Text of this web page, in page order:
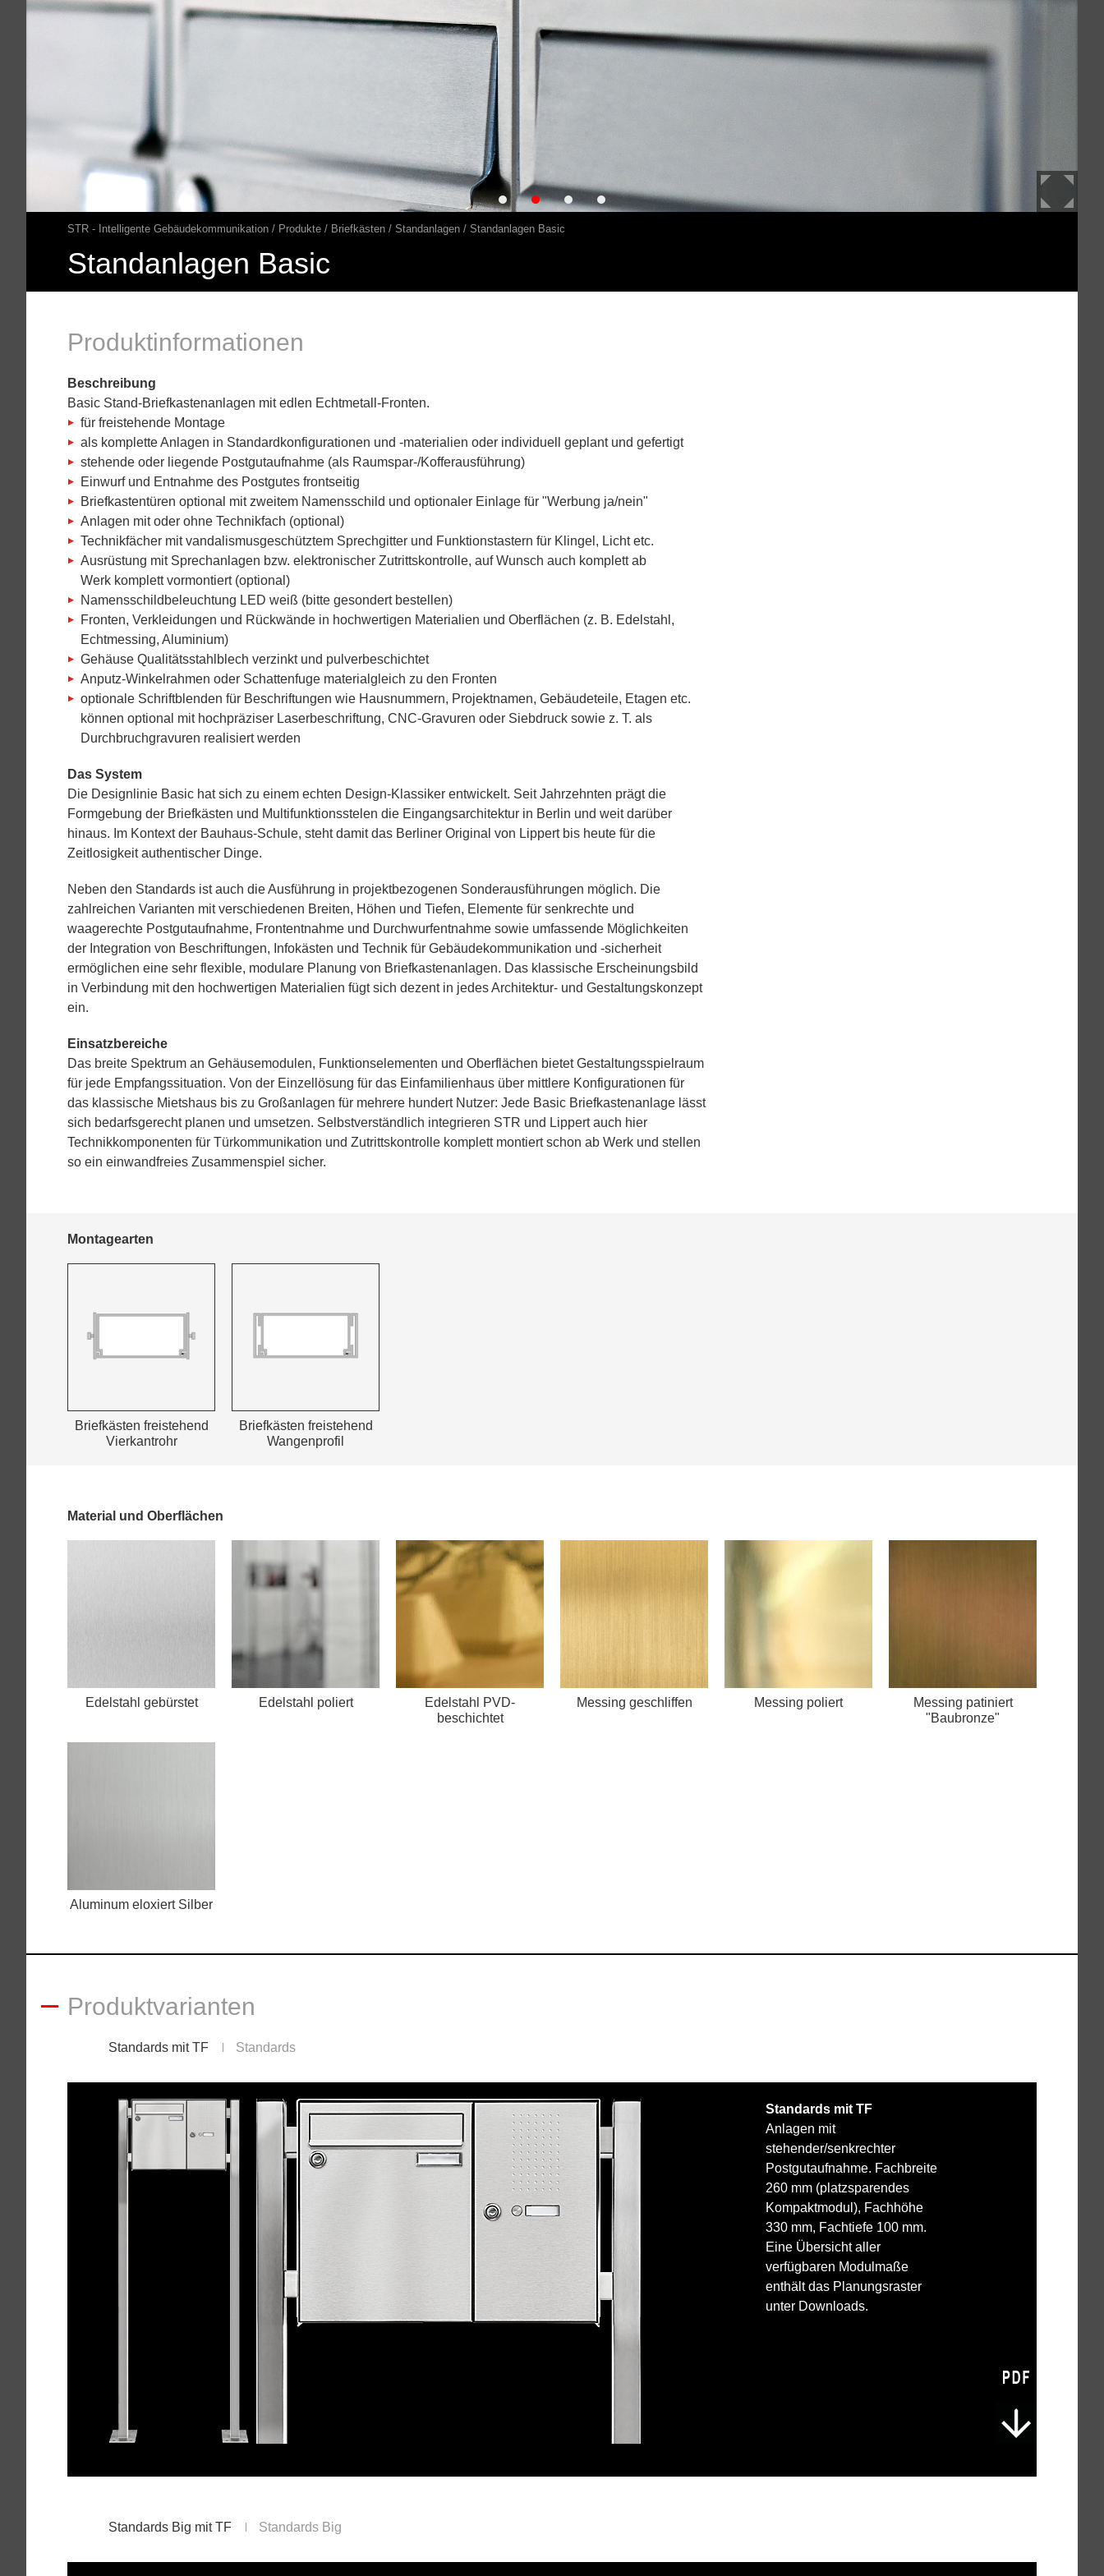
STR - Intelligente Gebäudekommunikation Produkte Briefkästen Standanlagen Standanlagen Basic
Standanlagen Basic
Produktinformationen
Beschreibung
Basic Stand-Briefkastenanlagen mit edlen Echtmetall-Fronten.
für freistehende Montage
als komplette Anlagen in Standardkonfigurationen und -materialien oder individuell geplant und gefertigt
stehende oder liegende Postgutaufnahme (als Raumspar-/Kofferausführung)
Einwurf und Entnahme des Postgutes frontseitig
Briefkastentüren optional mit zweitem Namensschild und optionaler Einlage für "Werbung ja/nein"
Anlagen mit oder ohne Technikfach (optional)
Technikfächer mit vandalismusgeschütztem Sprechgitter und Funktionstastern für Klingel, Licht etc.
Ausrüstung mit Sprechanlagen bzw. elektronischer Zutrittskontrolle, auf Wunsch auch komplett ab
Werk komplett vormontiert (optional)
Namensschildbeleuchtung LED weiß (bitte gesondert bestellen)
Fronten, Verkleidungen und Rückwände in hochwertigen Materialien und Oberflächen (z. B. Edelstahl,
Echtmessing, Aluminium)
Gehäuse Qualitätsstahlblech verzinkt und pulverbeschichtet
Anputz-Winkelrahmen oder Schattenfuge materialgleich zu den Fronten
optionale Schriftblenden für Beschriftungen wie Hausnummern, Projektnamen, Gebäudeteile, Etagen etc.
können optional mit hochpräziser Laserbeschriftung, CNC-Gravuren oder Siebdruck sowie z. T. als
Durchbruchgravuren realisiert werden
Das System
Die Designlinie Basic hat sich zu einem echten Design-Klassiker entwickelt. Seit Jahrzehnten prägt die
Formgebung der Briefkästen und Multifunktionsstelen die Eingangsarchitektur in Berlin und weit darüber
hinaus. Im Kontext der Bauhaus-Schule, steht damit das Berliner Original von Lippert bis heute für die
Zeitlosigkeit authentischer Dinge.
Neben den Standards ist auch die Ausführung in projektbezogenen Sonderausführungen möglich. Die
zahlreichen Varianten mit verschiedenen Breiten, Höhen und Tiefen, Elemente für senkrechte und
waagerechte Postgutaufnahme, Frontentnahme und Durchwurfentnahme sowie umfassende Möglichkeiten
der Integration von Beschriftungen, Infokästen und Technik für Gebäudekommunikation und -sicherheit
ermöglichen eine sehr flexible, modulare Planung von Briefkastenanlagen. Das klassische Erscheinungsbild
in Verbindung mit den hochwertigen Materialien fügt sich dezent in jedes Architektur- und Gestaltungskonzept
ein.
Einsatzbereiche
Das breite Spektrum an Gehäusemodulen, Funktionselementen und Oberflächen bietet Gestaltungsspielraum
für jede Empfangssituation. Von der Einzellösung für das Einfamilienhaus über mittlere Konfigurationen für
das klassische Mietshaus bis zu Großanlagen für mehrere hundert Nutzer: Jede Basic Briefkastenanlage lässt
sich bedarfsgerecht planen und umsetzen. Selbstverständlich integrieren STR und Lippert auch hier
Technikkomponenten für Türkommunikation und Zutrittskontrolle komplett montiert schon ab Werk und stellen
so ein einwandfreies Zusammenspiel sicher.
Montagearten
Briefkästen freistehend
Vierkantrohr
Briefkästen freistehend
Wangenprofil
Material und Oberflächen
Edelstahl gebürstet Edelstahl poliert
Edelstahl PVD-
beschichtet
Messing geschliffen Messing poliert
Messing patiniert
"Baubronze"
Aluminum eloxiert Silber
Produktvarianten
Standards mit TF Standards
Standards mit TF
Anlagen mit
stehender/senkrechter
Postgutaufnahme. Fachbreite
260 mm (platzsparendes
Kompaktmodul), Fachhöhe
330 mm, Fachtiefe 100 mm.
Eine Übersicht aller
verfügbaren Modulmaße
enthält das Planungsraster
unter Downloads.
Standards Big mit TF Standards Big